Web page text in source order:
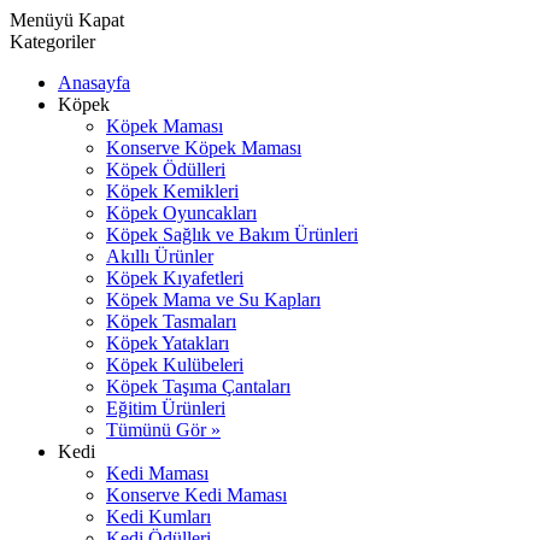
Menüyü Kapat
Kategoriler
Anasayfa
Köpek
Köpek Maması
Konserve Köpek Maması
Köpek Ödülleri
Köpek Kemikleri
Köpek Oyuncakları
Köpek Sağlık ve Bakım Ürünleri
Akıllı Ürünler
Köpek Kıyafetleri
Köpek Mama ve Su Kapları
Köpek Tasmaları
Köpek Yatakları
Köpek Kulübeleri
Köpek Taşıma Çantaları
Eğitim Ürünleri
Tümünü Gör »
Kedi
Kedi Maması
Konserve Kedi Maması
Kedi Kumları